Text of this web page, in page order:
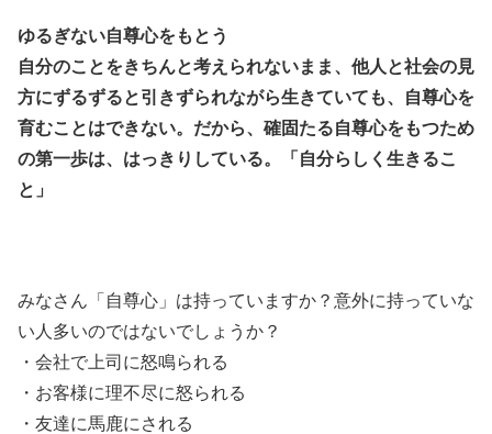
ゆるぎない自尊心をもとう
自分のことをきちんと考えられないまま、他人と社会の見
方にずるずると引きずられながら生きていても、自尊心を
育むことはできない。だから、確固たる自尊心をもつため
の第一歩は、はっきりしている。「自分らしく生きるこ
と」
みなさん「自尊心」は持っていますか？意外に持っていな
い人多いのではないでしょうか？
・会社で上司に怒鳴られる
・お客様に理不尽に怒られる
・友達に馬鹿にされる